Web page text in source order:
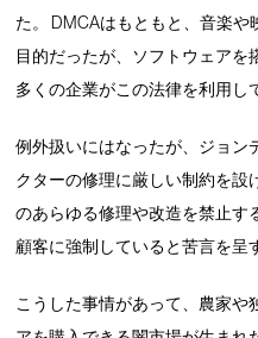
た。 DMCAはもともと、音楽
目的だったが、ソフトウェアを
多くの企業がこの法律を利用し
例外扱いにはなったが、ジョン
クターの修理に厳しい制約を設
のあらゆる修理や改造を禁止す
顧客に強制していると苦言を呈
こうした事情があって、農家や